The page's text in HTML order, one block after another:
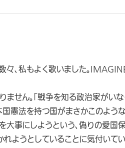
、私もよく歌いました。
せん。「戦争を知る政治家がい
憲法を持つ国がまさかこのよう
大事にしようという、偽りの愛国
ようとしていることに気付いて